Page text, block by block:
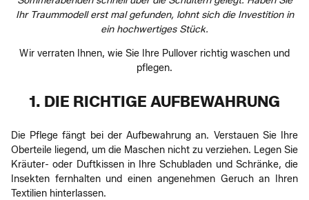
Ihr Traummodell erst mal gefunden, lohnt sich die Investition in
ein hochwertiges Stück.
Wir verraten Ihnen, wie Sie Ihre Pullover richtig waschen und
pflegen.
1. DIE RICHTIGE AUFBEWAHRUNG
Die Pflege fängt bei der Aufbewahrung an. Verstauen Sie Ihre
Oberteile liegend, um die Maschen nicht zu verziehen. Legen Sie
Kräuter- oder Duftkissen in Ihre Schubladen und Schränke, die
Insekten fernhalten und einen angenehmen Geruch an Ihren
Textilien hinterlassen.